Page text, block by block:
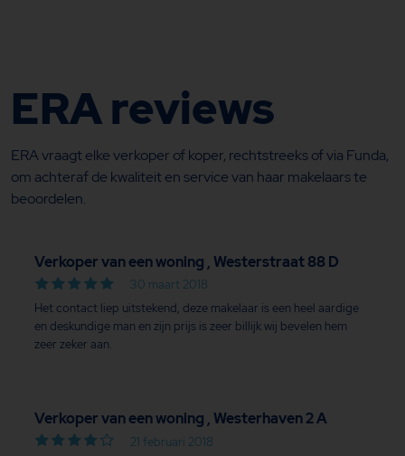
ERA reviews
ERA vraagt elke verkoper of koper, rechtstreeks of via Funda,
om achteraf de kwaliteit en service van haar makelaars te
beoordelen.
Verkoper van een woning , Westerstraat 88 D
30 maart 2018
Het contact liep uitstekend, deze makelaar is een heel aardige
en deskundige man en zijn prijs is zeer billijk wij bevelen hem
zeer zeker aan.
Verkoper van een woning , Westerhaven 2 A
21 februari 2018